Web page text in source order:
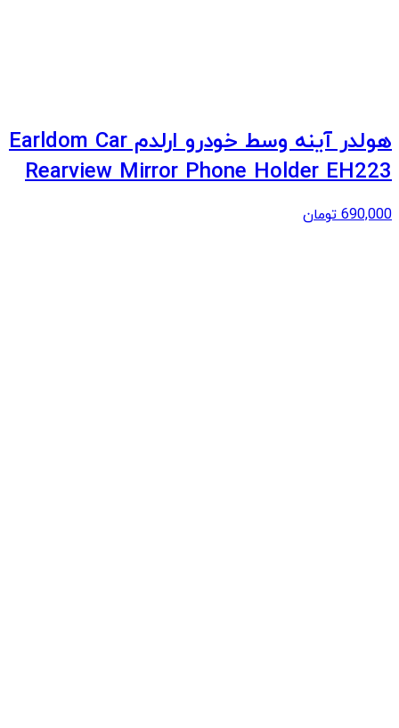
هولدر آینه وسط خودرو ارلدم Earldom Car
Rearview Mirror Phone Holder EH223
690,000 تومان